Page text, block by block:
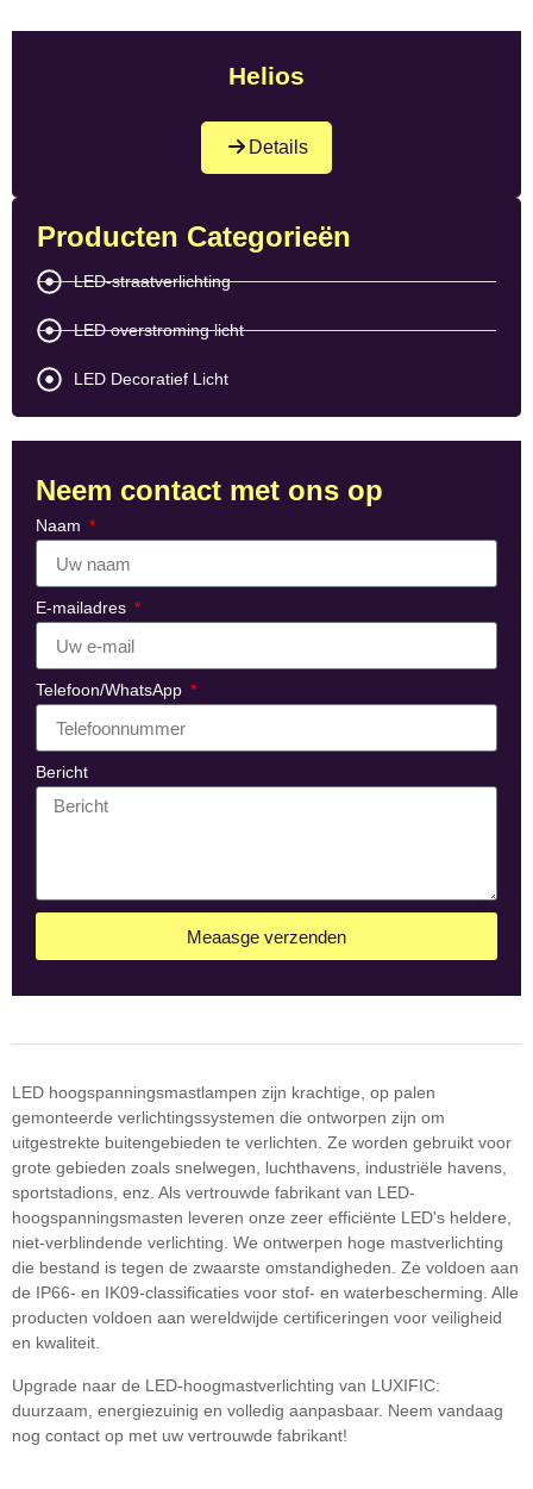
Helios
Details
Producten Categorieën
LED-straatverlichting
LED overstroming licht
LED Decoratief Licht
Neem contact met ons op
Naam
E-mailadres
Telefoon/WhatsApp
Bericht
Meaasge verzenden
LED hoogspanningsmastlampen zijn krachtige, op palen
gemonteerde verlichtingssystemen die ontworpen zijn om
uitgestrekte buitengebieden te verlichten. Ze worden gebruikt voor
grote gebieden zoals snelwegen, luchthavens, industriële havens,
sportstadions, enz. Als vertrouwde fabrikant van LED-
hoogspanningsmasten leveren onze zeer efficiënte LED's heldere,
niet-verblindende verlichting. We ontwerpen hoge mastverlichting
die bestand is tegen de zwaarste omstandigheden. Ze voldoen aan
de IP66- en IK09-classificaties voor stof- en waterbescherming. Alle
producten voldoen aan wereldwijde certificeringen voor veiligheid
en kwaliteit.
Upgrade naar de LED-hoogmastverlichting van LUXIFIC:
duurzaam, energiezuinig en volledig aanpasbaar. Neem vandaag
nog contact op met uw vertrouwde fabrikant!